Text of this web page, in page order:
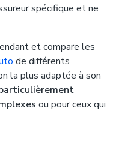
spécifique et ne
et compare les
de différents
la plus adaptée à son
ou pour ceux qui